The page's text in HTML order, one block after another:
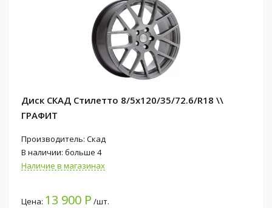
Диск СКАД Стилетто 8/5x120/35/72.6/R18 \\
ГРАФИТ
Производитель: Скад
В наличии: больше 4
Наличие в магазинах
Цена: 13 900 Р /шт.